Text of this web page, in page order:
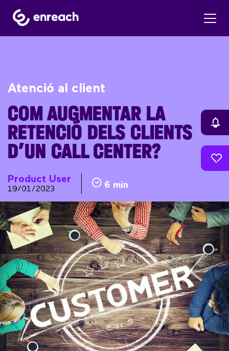
Atenció al client
COM AUGMENTAR LA
RETENCIÓ DELS CLIENTS
D’UN CALL CENTER?
Product User
19/01/2023 6 min